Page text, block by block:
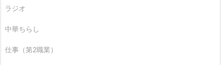
ラジオ
中華ちらし
仕事（第2職業）